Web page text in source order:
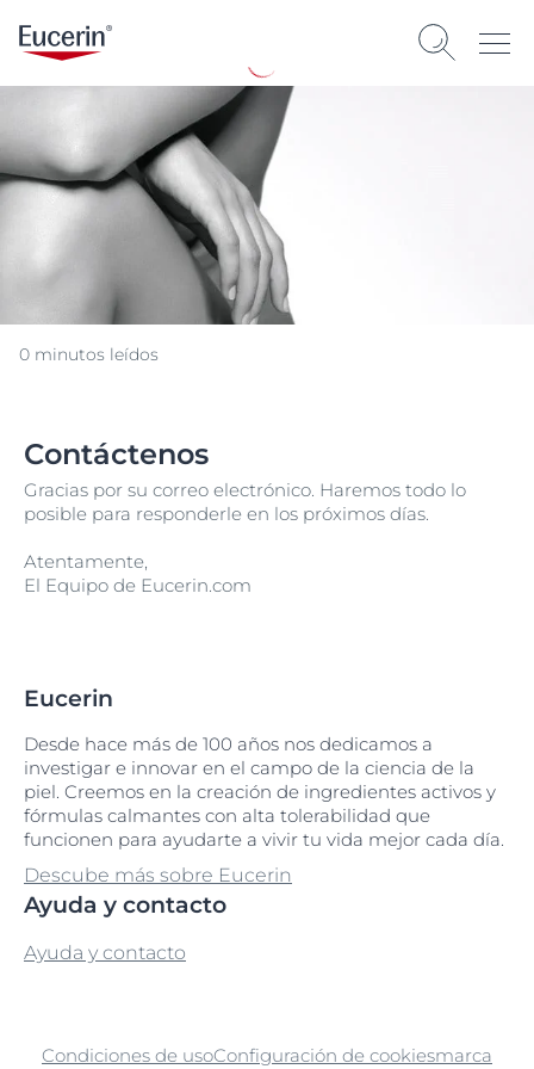
0 minutos leídos
Contáctenos
Gracias por su correo electrónico. Haremos todo lo
posible para responderle en los próximos días.
Atentamente,
El Equipo de Eucerin.com
Eucerin
Desde hace más de 100 años nos dedicamos a
investigar e innovar en el campo de la ciencia de la
piel. Creemos en la creación de ingredientes activos y
fórmulas calmantes con alta tolerabilidad que
funcionen para ayudarte a vivir tu vida mejor cada día.
Descube más sobre Eucerin
Ayuda y contacto
Ayuda y contacto
Condiciones de usoConfiguración de cookiesmarca